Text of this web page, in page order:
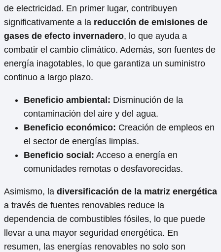
de electricidad. En primer lugar, contribuyen
significativamente a la reducción de emisiones de
gases de efecto invernadero, lo que ayuda a
combatir el cambio climático. Además, son fuentes de
energía inagotables, lo que garantiza un suministro
continuo a largo plazo.
Beneficio ambiental: Disminución de la
contaminación del aire y del agua.
Beneficio económico: Creación de empleos en
el sector de energías limpias.
Beneficio social: Acceso a energía en
comunidades remotas o desfavorecidas.
Asimismo, la diversificación de la matriz energética
a través de fuentes renovables reduce la
dependencia de combustibles fósiles, lo que puede
llevar a una mayor seguridad energética. En
resumen, las energías renovables no solo son